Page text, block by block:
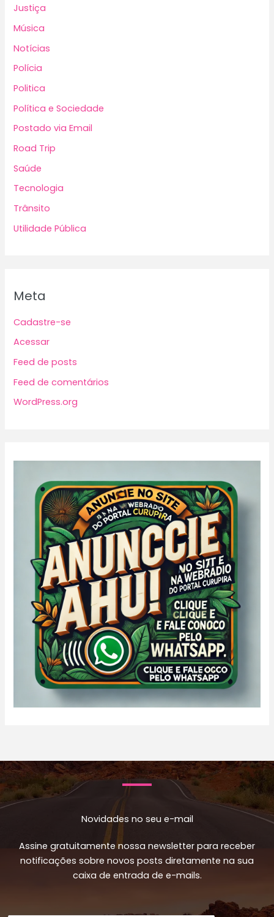
Justiça
Música
Notícias
Polícia
Politica
Política e Sociedade
Postado via Email
Road Trip
Saúde
Tecnologia
Trânsito
Utilidade Pública
Meta
Cadastre-se
Acessar
Feed de posts
Feed de comentários
WordPress.org
Novidades no seu e-mail
Assine gratuitamente nossa newsletter para receber
notificações sobre novos posts diretamente na sua
caixa de entrada de e-mails.